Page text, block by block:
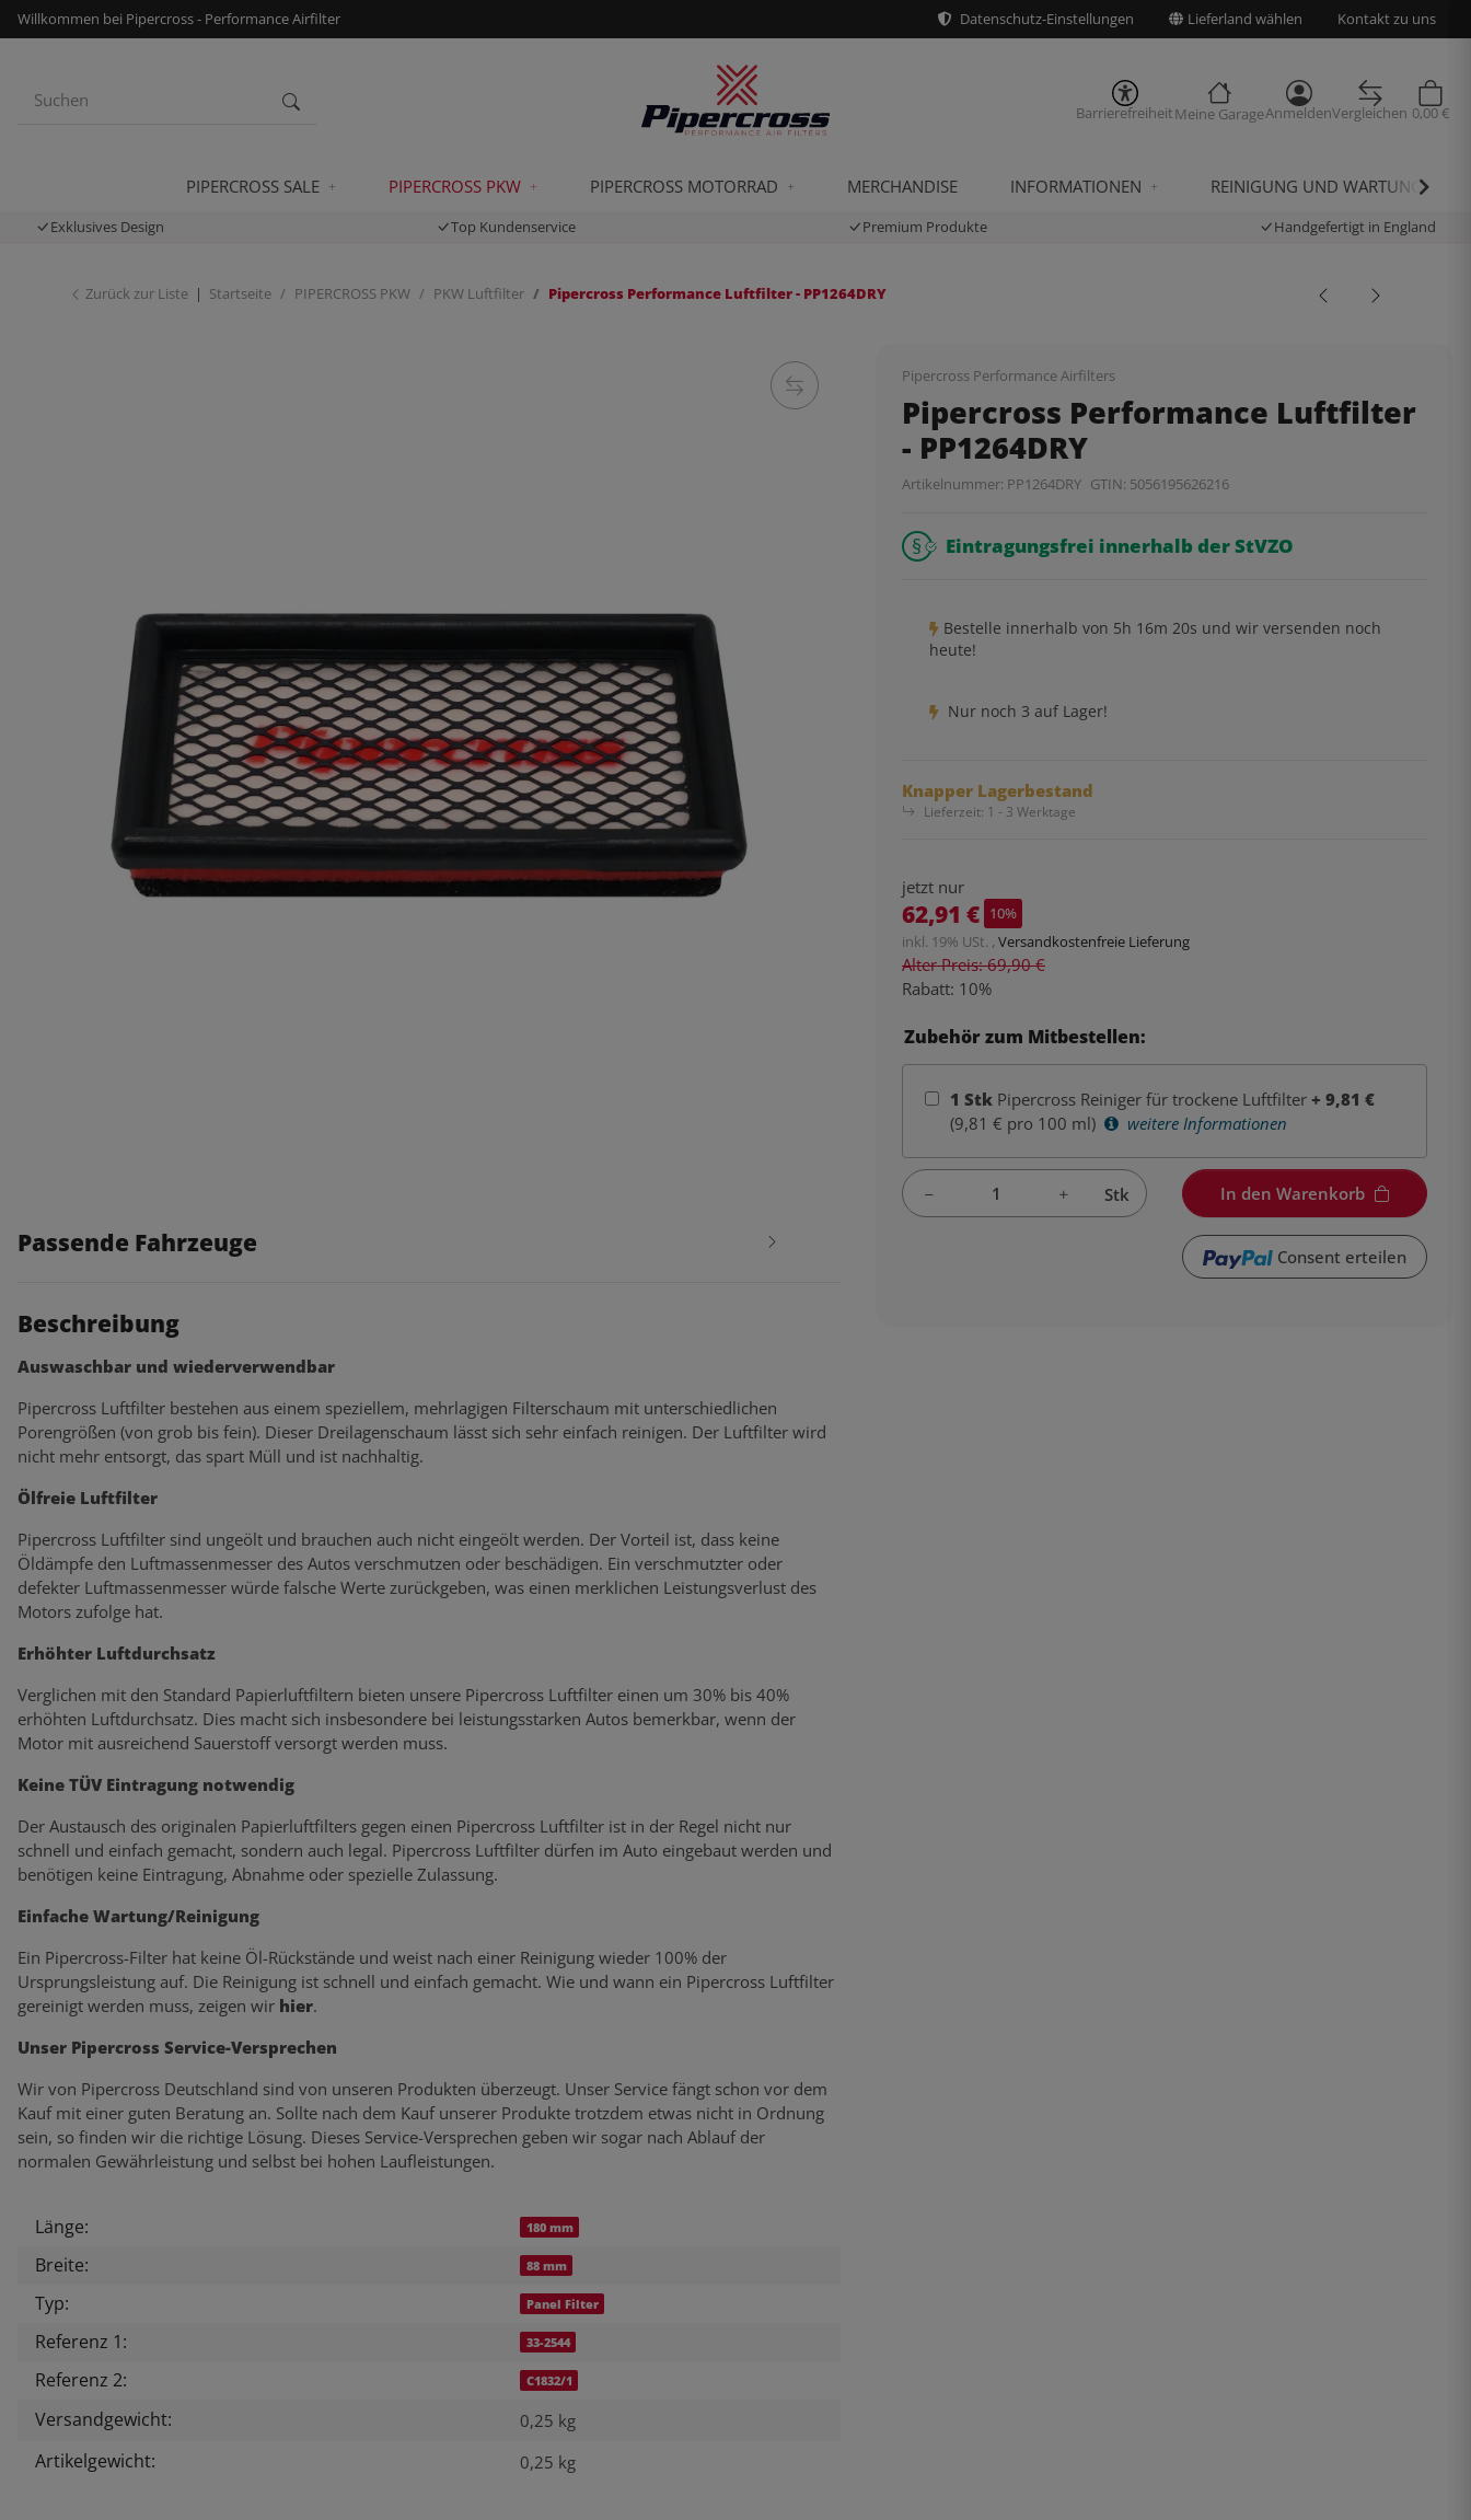
Willkommen bei Pipercross - Performance Airfilter Datenschutz-Einstellungen Lieferland wählen Kontakt zu uns
BarrierefreiheitMeine GarageAnmeldenVergleichen 0,00 €
PIPERCROSS SALE PIPERCROSS PKW PIPERCROSS MOTORRAD MERCHANDISE INFORMATIONEN REINIGUNG UND WARTUNG
Exklusives Design Top Kundenservice Premium Produkte Handgefertigt in England
Zurück zur Liste Startseite PIPERCROSS PKW PKW Luftfilter Pipercross Performance Luftfilter - PP1264DRY
Pipercross Performance Airfilters
Pipercross Performance Luftfilter
- PP1264DRY
Artikelnummer: PP1264DRY GTIN: 5056195626216
Eintragungsfrei innerhalb der StVZO
Bestelle innerhalb von 5h 16m 19s und wir versenden noch
heute!
Nur noch 3 auf Lager!
Knapper Lagerbestand
Lieferzeit: 1 - 3 Werktage
jetzt nur
62,91 € 10%
inkl. 19% USt. , Versandkostenfreie Lieferung
Alter Preis: 69,90 €
Rabatt: 10%
Zubehör zum Mitbestellen:
1 Stk Pipercross Reiniger für trockene Luftfilter + 9,81 €
(9,81 € pro 100 ml)
weitere Informationen
Stk In den Warenkorb
Consent erteilen
Passende Fahrzeuge
Beschreibung
Auswaschbar und wiederverwendbar
Pipercross Luftfilter bestehen aus einem speziellem, mehrlagigen Filterschaum mit unterschiedlichen
Porengrößen (von grob bis fein). Dieser Dreilagenschaum lässt sich sehr einfach reinigen. Der Luftfilter wird
nicht mehr entsorgt, das spart Müll und ist nachhaltig.
Ölfreie Luftfilter
Pipercross Luftfilter sind ungeölt und brauchen auch nicht eingeölt werden. Der Vorteil ist, dass keine
Öldämpfe den Luftmassenmesser des Autos verschmutzen oder beschädigen. Ein verschmutzter oder
defekter Luftmassenmesser würde falsche Werte zurückgeben, was einen merklichen Leistungsverlust des
Motors zufolge hat.
Erhöhter Luftdurchsatz
Verglichen mit den Standard Papierluftfiltern bieten unsere Pipercross Luftfilter einen um 30% bis 40%
erhöhten Luftdurchsatz. Dies macht sich insbesondere bei leistungsstarken Autos bemerkbar, wenn der
Motor mit ausreichend Sauerstoff versorgt werden muss.
Keine TÜV Eintragung notwendig
Der Austausch des originalen Papierluftfilters gegen einen Pipercross Luftfilter ist in der Regel nicht nur
schnell und einfach gemacht, sondern auch legal. Pipercross Luftfilter dürfen im Auto eingebaut werden und
benötigen keine Eintragung, Abnahme oder spezielle Zulassung.
Einfache Wartung/Reinigung
Ein Pipercross-Filter hat keine Öl-Rückstände und weist nach einer Reinigung wieder 100% der
Ursprungsleistung auf. Die Reinigung ist schnell und einfach gemacht. Wie und wann ein Pipercross Luftfilter
gereinigt werden muss, zeigen wir hier.
Unser Pipercross Service-Versprechen
Wir von Pipercross Deutschland sind von unseren Produkten überzeugt. Unser Service fängt schon vor dem
Kauf mit einer guten Beratung an. Sollte nach dem Kauf unserer Produkte trotzdem etwas nicht in Ordnung
sein, so finden wir die richtige Lösung. Dieses Service-Versprechen geben wir sogar nach Ablauf der
normalen Gewährleistung und selbst bei hohen Laufleistungen.
Produkteigenschaft
Wert
Länge: 180 mm
Breite: 88 mm
Typ: Panel Filter
Referenz 1: 33-2544
Referenz 2: C1832/1
Versandgewicht: 0,25 kg
Artikelgewicht: 0,25 kg